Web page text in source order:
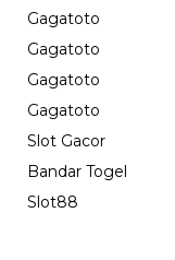
Gagatoto
Gagatoto
Gagatoto
Gagatoto
Slot Gacor
Bandar Togel
Slot88